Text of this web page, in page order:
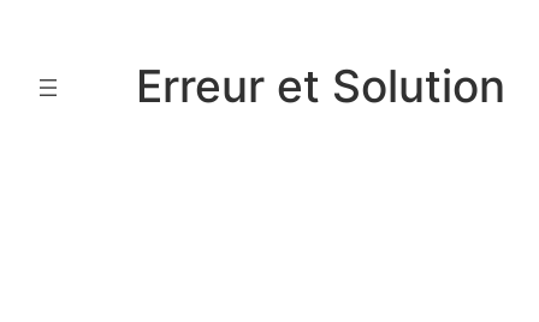
contenu
Erreur et Solution